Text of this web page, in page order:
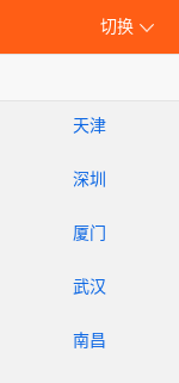
切换
天津
深圳
厦门
武汉
南昌